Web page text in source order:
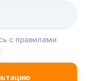
с правилами